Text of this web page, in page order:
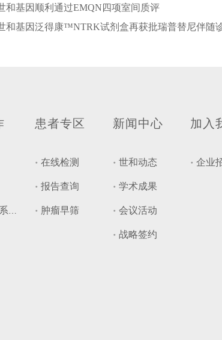
和基因顺利通过EMQN四项室间质评
和基因泛得康™NTRK试剂盒再获批瑞普替尼伴随
VISIONS系统
患者专区
在线检测
报告查询
肿瘤早筛
新闻中心
世和动态
学术成果
会议活动
战略签约
加入
企业